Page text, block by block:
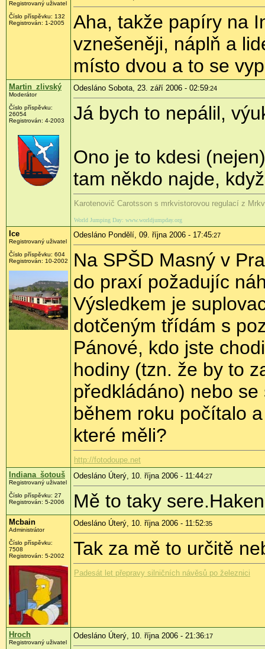
Registrovaný uživatel
Číslo příspěvku: 132
Registrován: 1-2005
Aha, takže papíry na
vznešeněji, náplň a
místo dvou a to se
Martin_zlivský
Moderátor
Číslo příspěvku:
26054
Registrován: 4-2003
Odesláno Sobota, 23. září 2006 - 02:59:24
Já bych to nepálil,
Ono je to kdesi
tam někdo najde,
Karotenovič Carotsson s mrkvistorovou regulací z
World Jumping Day: www.worldjumpday.org
Ice
Registrovaný uživatel
Číslo příspěvku: 604
Registrován: 10-2002
Odesláno Pondělí, 09. října 2006 - 17:45:27
Na SPŠD Masný v
do praxí požadujíc
Výsledkem je
dotčeným třídám s
Pánové, kdo jste
hodiny (tzn. že by to
předkládáno) nebo
během roku počítalo
které měli?
http://fotodoupe.net
Indiana_šotouš
Registrovaný uživatel
Číslo příspěvku: 27
Registrován: 5-2006
Odesláno Úterý, 10. října 2006 - 11:44:27
Mě to taky
Mcbain
Administrátor
Číslo příspěvku:
7508
Registrován: 5-2002
Odesláno Úterý, 10. října 2006 - 11:52:35
Tak za mě to určitě
Padesát let přepravy silničních návěsů po železnici
Hroch
Registrovaný uživatel
Odesláno Úterý, 10. října 2006 - 21:36:17